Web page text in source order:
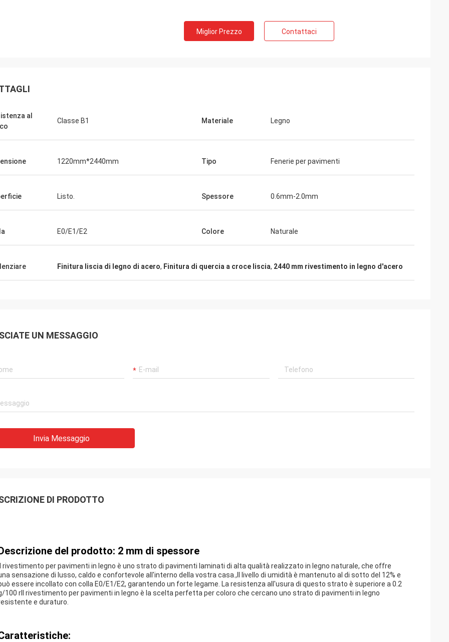
Miglior Prezzo Contattaci
al
Classe B1 Materiale Legno
1220mm*2440mm Tipo Fenerie per pavimenti
Listo. Spessore 0.6mm-2.0mm
E0/E1/E2 Colore Naturale
Finitura liscia di legno di acero, Finitura di quercia a croce liscia, 2440 mm rivestimento in legno d'acero
UN MESSAGGIO
Invia Messaggio
DI PRODOTTO
del prodotto: 2 mm di spessore
rivestimento per pavimenti in legno è uno strato di pavimenti laminati di alta qualità realizzato in legno naturale, che offre
sensazione di lusso, caldo e confortevole all'interno della vostra casa.,Il livello di umidità è mantenuto al di sotto del 12% e
essere incollato con colla E0/E1/E2, garantendo un forte legame. La resistenza all'usura di questo strato è superiore a 0.2
100 rIl rivestimento per pavimenti in legno è la scelta perfetta per coloro che cercano uno strato di pavimenti in legno
e duraturo.